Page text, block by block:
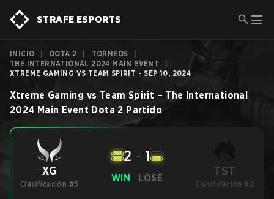
STRAFE ESPORTS
INICIO DOTA 2 TORNEOS
THE INTERNATIONAL 2024 MAIN EVENT
XTREME GAMING VS TEAM SPIRIT - SEP 10, 2024
Xtreme Gaming vs Team Spirit – The International
2024 Main Event Dota 2 Partido
XG
Clasificación #5
WIN
2 - 1
LOSE TST
Clasificación #2